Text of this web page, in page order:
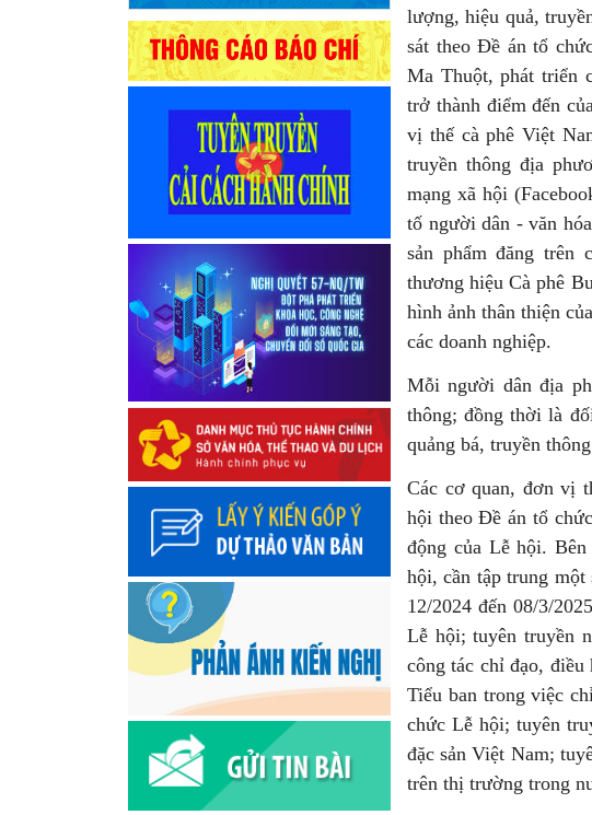
lượng, hiệu quả,
sát theo Đề án tổ
Ma Thuột, phát triển
trở thành điểm đến
vị thế cà phê Việt
truyền thông địa
mạng xã hội
tố người dân - văn
sản phẩm đăng trên
thương hiệu Cà phê
hình ảnh thân thiện
các doanh nghiệp.
Mỗi người dân địa
thông; đồng thời là
quảng bá, truyền
Các cơ quan, đơn vị
hội theo Đề án tổ
động của Lễ hội.
hội, cần tập trung
12/2024 đến 08/3/
Lễ hội; tuyên truyền
công tác chỉ đạo,
Tiểu ban trong việc
chức Lễ hội; tuyên
đặc sản Việt Nam;
trên thị trường trong